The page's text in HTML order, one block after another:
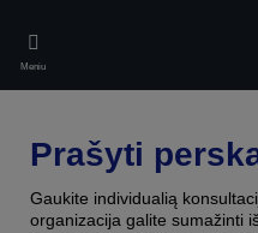
main
content
Meniu
Prašyti
Gaukite individualią
organizacija galite sumažinti